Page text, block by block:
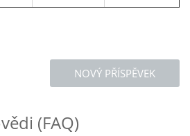
NOVÝ PŘÍSPĚVEK
(FAQ)